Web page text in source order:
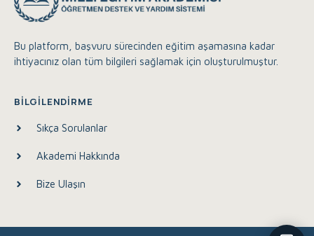
Bu platform, başvuru sürecinden eğitim aşamasına kadar
ihtiyacınız olan tüm bilgileri sağlamak için oluşturulmuştur.
BILGILENDIRME
Sıkça Sorulanlar
Akademi Hakkında
Bize Ulaşın
Çevrimiçi